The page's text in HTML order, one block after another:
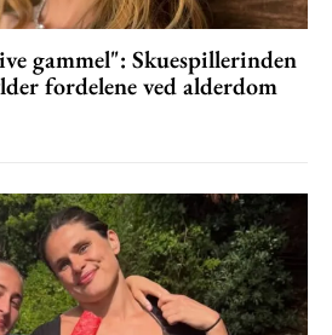
gammel": Skuespillerinden
fordelene ved alderdom